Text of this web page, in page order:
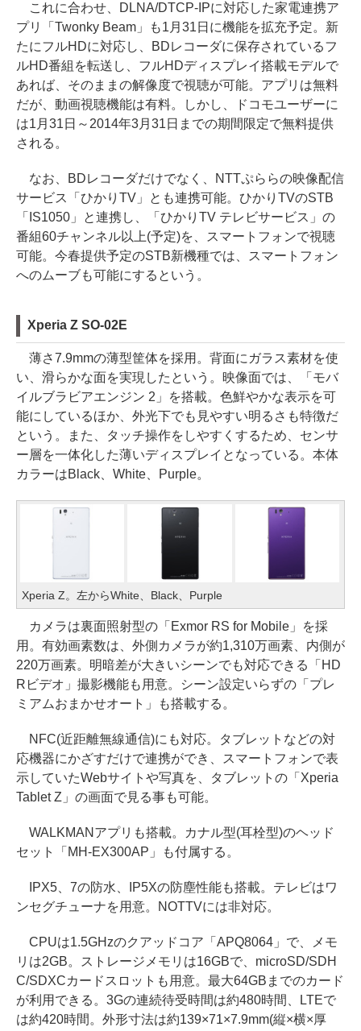
これに合わせ、DLNA/DTCP-IPに対応した家電連携ア
プリ「Twonky Beam」も1月31日に機能を拡充予定。新
たにフルHDに対応し、BDレコーダに保存されているフ
ルHD番組を転送し、フルHDディスプレイ搭載モデルで
あれば、そのままの解像度で視聴が可能。アプリは無料
だが、動画視聴機能は有料。しかし、ドコモユーザーに
は1月31日～2014年3月31日までの期間限定で無料提供
される。
なお、BDレコーダだけでなく、NTTぷららの映像配信
サービス「ひかりTV」とも連携可能。ひかりTVのSTB
「IS1050」と連携し、「ひかりTV テレビサービス」の
番組60チャンネル以上(予定)を、スマートフォンで視聴
可能。今春提供予定のSTB新機種では、スマートフォン
へのムーブも可能にするという。
Xperia Z SO-02E
薄さ7.9mmの薄型筐体を採用。背面にガラス素材を使
い、滑らかな面を実現したという。映像面では、「モバ
イルブラビアエンジン 2」を搭載。色鮮やかな表示を可
能にしているほか、外光下でも見やすい明るさも特徴だ
という。また、タッチ操作をしやすくするため、センサ
ー層を一体化した薄いディスプレイとなっている。本体
カラーはBlack、White、Purple。
Xperia Z。左からWhite、Black、Purple
カメラは裏面照射型の「Exmor RS for Mobile」を採
用。有効画素数は、外側カメラが約1,310万画素、内側が
220万画素。明暗差が大きいシーンでも対応できる「HD
Rビデオ」撮影機能も用意。シーン設定いらずの「プレ
ミアムおまかせオート」も搭載する。
NFC(近距離無線通信)にも対応。タブレットなどの対
応機器にかざすだけで連携ができ、スマートフォンで表
示していたWebサイトや写真を、タブレットの「Xperia
Tablet Z」の画面で見る事も可能。
WALKMANアプリも搭載。カナル型(耳栓型)のヘッド
セット「MH-EX300AP」も付属する。
IPX5、7の防水、IP5Xの防塵性能も搭載。テレビはワ
ンセグチューナを用意。NOTTVには非対応。
CPUは1.5GHzのクアッドコア「APQ8064」で、メモ
リは2GB。ストレージメモリは16GBで、microSD/SDH
C/SDXCカードスロットも用意。最大64GBまでのカード
が利用できる。3Gの連続待受時間は約480時間、LTEで
は約420時間。外形寸法は約139×71×7.9mm(縦×横×厚